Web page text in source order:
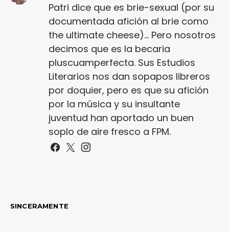
Patri dice que es brie-sexual (por su
documentada afición al brie como
the ultimate cheese)... Pero nosotros
decimos que es la becaria
pluscuamperfecta. Sus Estudios
Literarios nos dan sopapos libreros
por doquier, pero es que su afición
por la música y su insultante
juventud han aportado un buen
soplo de aire fresco a FPM.
SINCERAMENTE